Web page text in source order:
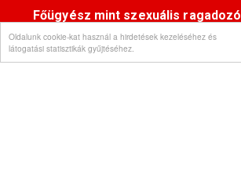
Oldalunk cookie-kat használ a hirdetések kezeléséhez és
látogatási statisztikák gyűjtéséhez.
Főügyész mint szexuális ragadozó
Pimasz önkényúr